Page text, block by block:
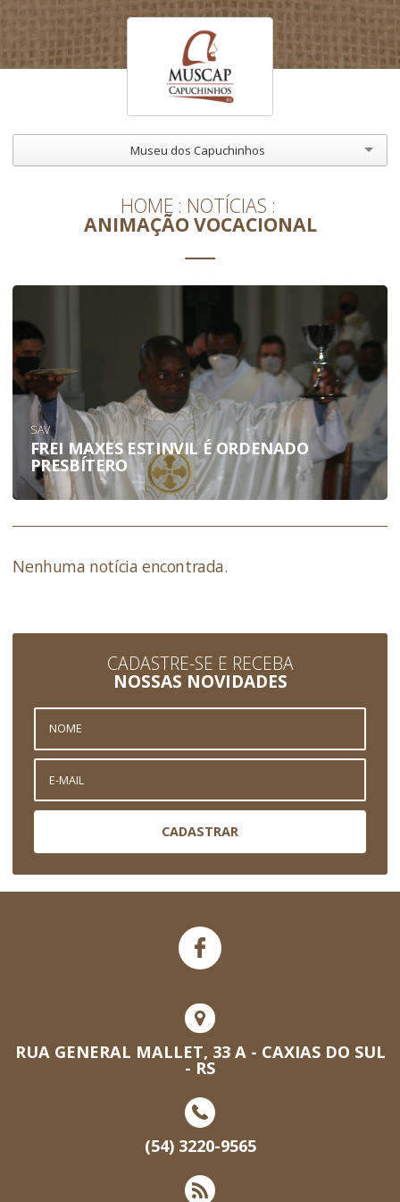
Museu dos Capuchinhos
HOME NOTÍCIAS
ANIMAÇÃO VOCACIONAL
SAV
FREI MAXES ESTINVIL É ORDENADO
PRESBÍTERO
Nenhuma notícia encontrada.
CADASTRE-SE E RECEBA
NOSSAS NOVIDADES
CADASTRAR
RUA GENERAL MALLET, 33 A - CAXIAS DO SUL
- RS
(54) 3220-9565